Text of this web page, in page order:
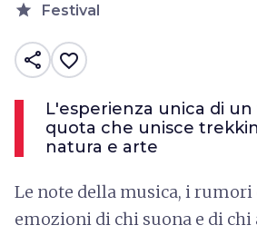
star Festival
share favorite_border
L'esperienza unica di un
quota che unisce
natura e arte
Le note della musica, i rumori
emozioni di chi suona e di chi